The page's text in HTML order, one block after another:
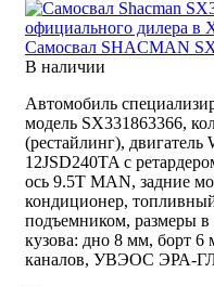
Самосвал SHACMAN
В наличии
Автомобиль
модель SX331863366,
(рестайлинг),
12JSD240TA с
ось 9.5T MAN, задние
кондиционер,
подъемником, размеры
кузова: дно 8 мм, борт
каналов, УВЭОС ЭРА-